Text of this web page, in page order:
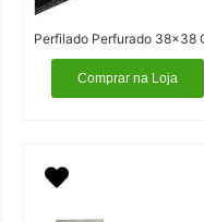
Comprar na Loja